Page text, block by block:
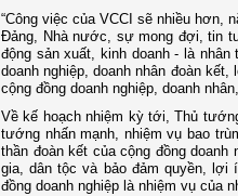
“Công việc của VCCI sẽ nhiều hơn,
Đảng, Nhà nước, sự mong đợi, tin
động sản xuất, kinh doanh - là
doanh nghiệp, doanh nhân đoàn
cộng đồng doanh nghiệp, doanh
Về kế hoạch nhiệm kỳ tới, Thủ
tướng nhấn mạnh, nhiệm vụ bao
thần đoàn kết của cộng đồng
gia, dân tộc và bảo đảm quyền, lợi
đồng doanh nghiệp là nhiệm vụ của